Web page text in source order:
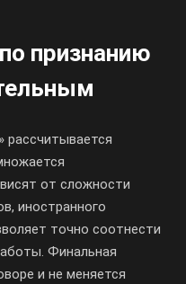
признанию
рассчитывается
от сложности
иностранного
точно соотнести
Финальная
и не меняется